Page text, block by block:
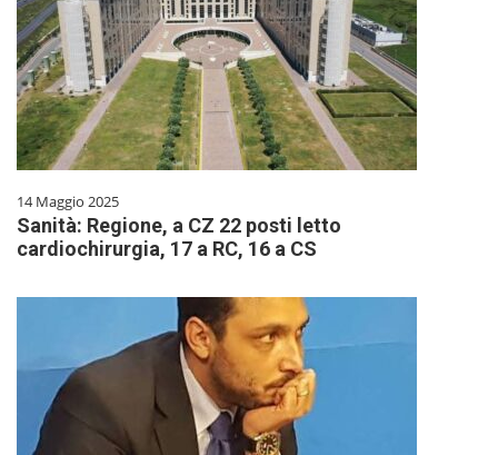
14 Maggio 2025
Sanità: Regione, a CZ 22 posti letto
cardiochirurgia, 17 a RC, 16 a CS